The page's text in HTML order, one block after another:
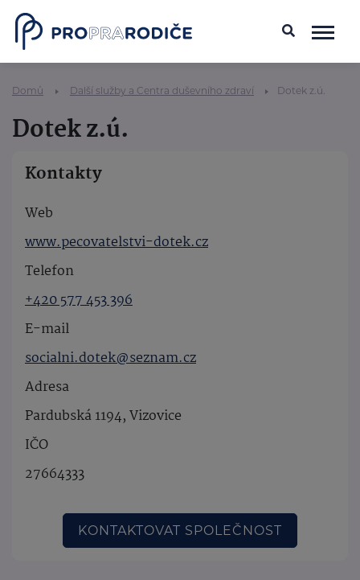
Domů Další služby a Centra duševního zdraví Dotek z.ú.
Dotek z.ú.
Kontakty
Web
www.pecovatelstvi-dotek.cz
Telefon
+420 577 453 396
E-mail
socialni.dotek@seznam.cz
Adresa
Pardubská 1194, Vizovice
IČO
27664333
KONTAKTOVAT SPOLEČNOST